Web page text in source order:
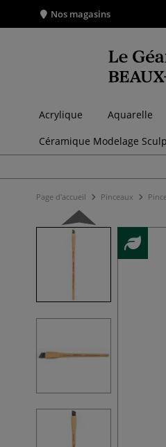
Nos magasins
Acrylique Aquarelle
Céramique Modelage
Page d'accueil Pinceaux